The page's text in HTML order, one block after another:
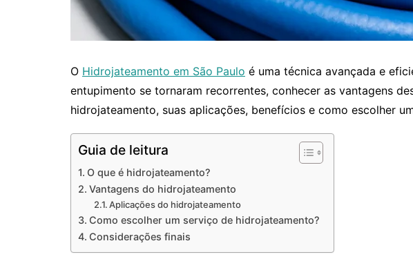
O Hidrojateamento em São Paulo é uma técnica avançada e
entupimento se tornaram recorrentes, conhecer as vantagens
hidrojateamento, suas aplicações, benefícios e como escolher
Guia de leitura
O que é hidrojateamento?
Vantagens do hidrojateamento
Aplicações do hidrojateamento
Como escolher um serviço de hidrojateamento?
Considerações finais